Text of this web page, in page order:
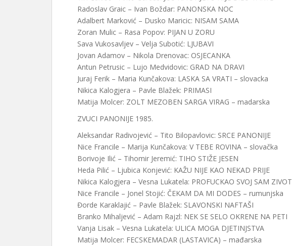
Radoslav Graic – Ivan Boždar: PANONSKA NOC
Adalbert Marković – Dusko Maricic: NISAM SAMA
Zoran Mulic – Rasa Popov: PIJAN U ZORU
Sava Vukosavljev – Velja Subotić: LJUBAVI
Jovan Adamov – Nikola Drenovac: OSJECANKA
Antun Petrusic – Lujo Medvidovic: GRAD NA DRAVI
Juraj Ferik – Maria Kunčakova: LASKA SA VRATI – slovacka
Nikica Kalogjera – Pavle Blažek: PRIMASI
Matija Molcer: ZOLT MEZOBEN SARGA VIRAG – madarska
ZVUCI PANONIJE 1985.
Aleksandar Radivojević – Tito Bilopavlovic: SRCE PANONIJE
Nice Francile – Marija Kunčakova: V TEBE ROVINA – slovačka
Borivoje Ilić – Tihomir Jeremić: TIHO STIŽE JESEN
Heda Pilić – Ljubica Konjević: KAŽU NIJE KAO NEKAD PRIJE
Nikica Kalogjera – Vesna Lukatela: PROFUCKAO SVOJ SAM ZIVOT
Nice Francile – Jonel Stojić: ČEKAM DA MI DODES – rumunjska
Đorde Karaklajić – Pavle Blažek: SLAVONSKI NAFTAŠI
Branko Mihaljević – Adam Rajzl: NEK SE SELO OKRENE NA PETI
Vanja Lisak – Vesna Lukatela: ULICA MOGA DJETINJSTVA
Matija Molcer: FECSKEMADAR (LASTAVICA) – mađarska